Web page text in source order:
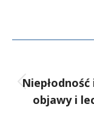
objawy i